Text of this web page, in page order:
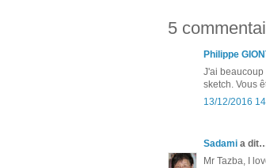
5
Philippe
J'ai beaucoup
sketch. Vous
13/12/2016
Sadami a
Mr Tazba, I